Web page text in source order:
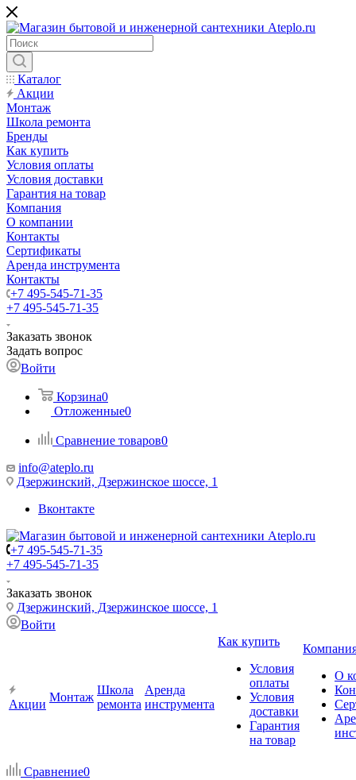
Каталог
Акции
Монтаж
Школа ремонта
Бренды
Как купить
Условия оплаты
Условия доставки
Гарантия на товар
Компания
О компании
Контакты
Сертификаты
Аренда инструмента
Контакты
+7 495-545-71-35
+7 495-545-71-35
Заказать звонок
Задать вопрос
Войти
Корзина0
Отложенные0
Сравнение товаров0
info@ateplo.ru
Дзержинский, Дзержинское шоссе, 1
Вконтакте
+7 495-545-71-35
+7 495-545-71-35
Заказать звонок
Дзержинский, Дзержинское шоссе, 1
Войти
Акции
Монтаж
Школа
ремонта
Аренда
инструмента
Как купить
Условия
оплаты
Условия
доставки
Гарантия
на товар
О
Сравнение0